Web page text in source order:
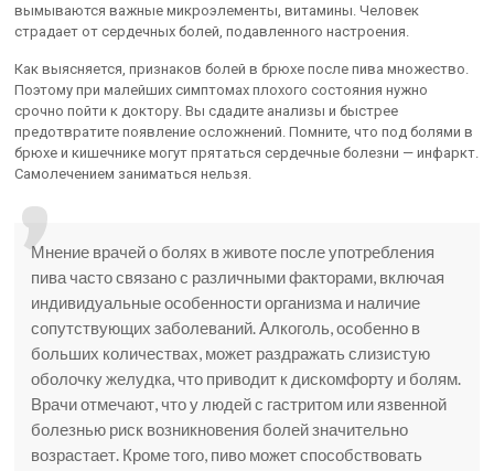
вымываются важные микроэлементы, витамины. Человек
страдает от сердечных болей, подавленного настроения.
Как выясняется, признаков болей в брюхе после пива множество.
Поэтому при малейших симптомах плохого состояния нужно
срочно пойти к доктору. Вы сдадите анализы и быстрее
предотвратите появление осложнений. Помните, что под болями в
брюхе и кишечнике могут прятаться сердечные болезни — инфаркт.
Самолечением заниматься нельзя.
Мнение врачей о болях в животе после употребления
пива часто связано с различными факторами, включая
индивидуальные особенности организма и наличие
сопутствующих заболеваний. Алкоголь, особенно в
больших количествах, может раздражать слизистую
оболочку желудка, что приводит к дискомфорту и болям.
Врачи отмечают, что у людей с гастритом или язвенной
болезнью риск возникновения болей значительно
возрастает. Кроме того, пиво может способствовать